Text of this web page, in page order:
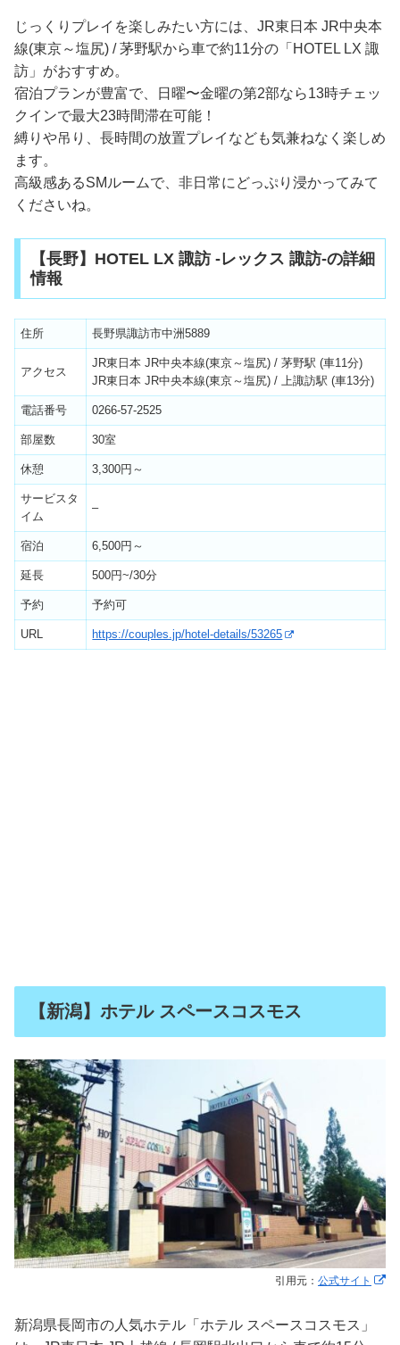
じっくりプレイを楽しみたい方には、JR東日本 JR中央本
線(東京～塩尻) / 茅野駅から車で約11分の「HOTEL LX 諏
訪」がおすすめ。
宿泊プランが豊富で、日曜〜金曜の第2部なら13時チェッ
クインで最大23時間滞在可能！
縛りや吊り、長時間の放置プレイなども気兼ねなく楽しめ
ます。
高級感あるSMルームで、非日常にどっぷり浸かってみて
くださいね。
【長野】HOTEL LX 諏訪 -レックス 諏訪-の詳細
情報
住所 長野県諏訪市中洲5889
アクセス
JR東日本 JR中央本線(東京～塩尻) / 茅野駅 (車11分)
JR東日本 JR中央本線(東京～塩尻) / 上諏訪駅 (車13分)
電話番号 0266-57-2525
部屋数 30室
休憩 3,300円～
サービスタ
イム
–
宿泊 6,500円～
延長 500円~/30分
予約 予約可
URL https://couples.jp/hotel-details/53265
【新潟】ホテル スペースコスモス
引用元： 公式サイト
新潟県長岡市の人気ホテル「ホテル スペースコスモス」